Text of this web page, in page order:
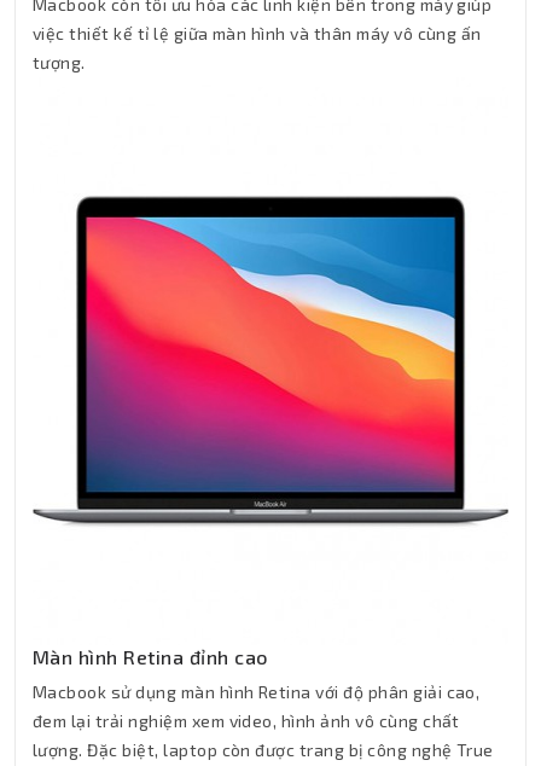
Macbook còn tối ưu hóa các linh kiện bên trong máy giúp
việc thiết kế tỉ lệ giữa màn hình và thân máy vô cùng ấn
tượng.
Màn hình Retina đỉnh cao
Macbook sử dụng màn hình Retina với độ phân giải cao,
đem lại trải nghiệm xem video, hình ảnh vô cùng chất
lượng. Đặc biệt, laptop còn được trang bị công nghệ True